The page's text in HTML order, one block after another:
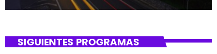
SIGUIENTES PROGRAMAS